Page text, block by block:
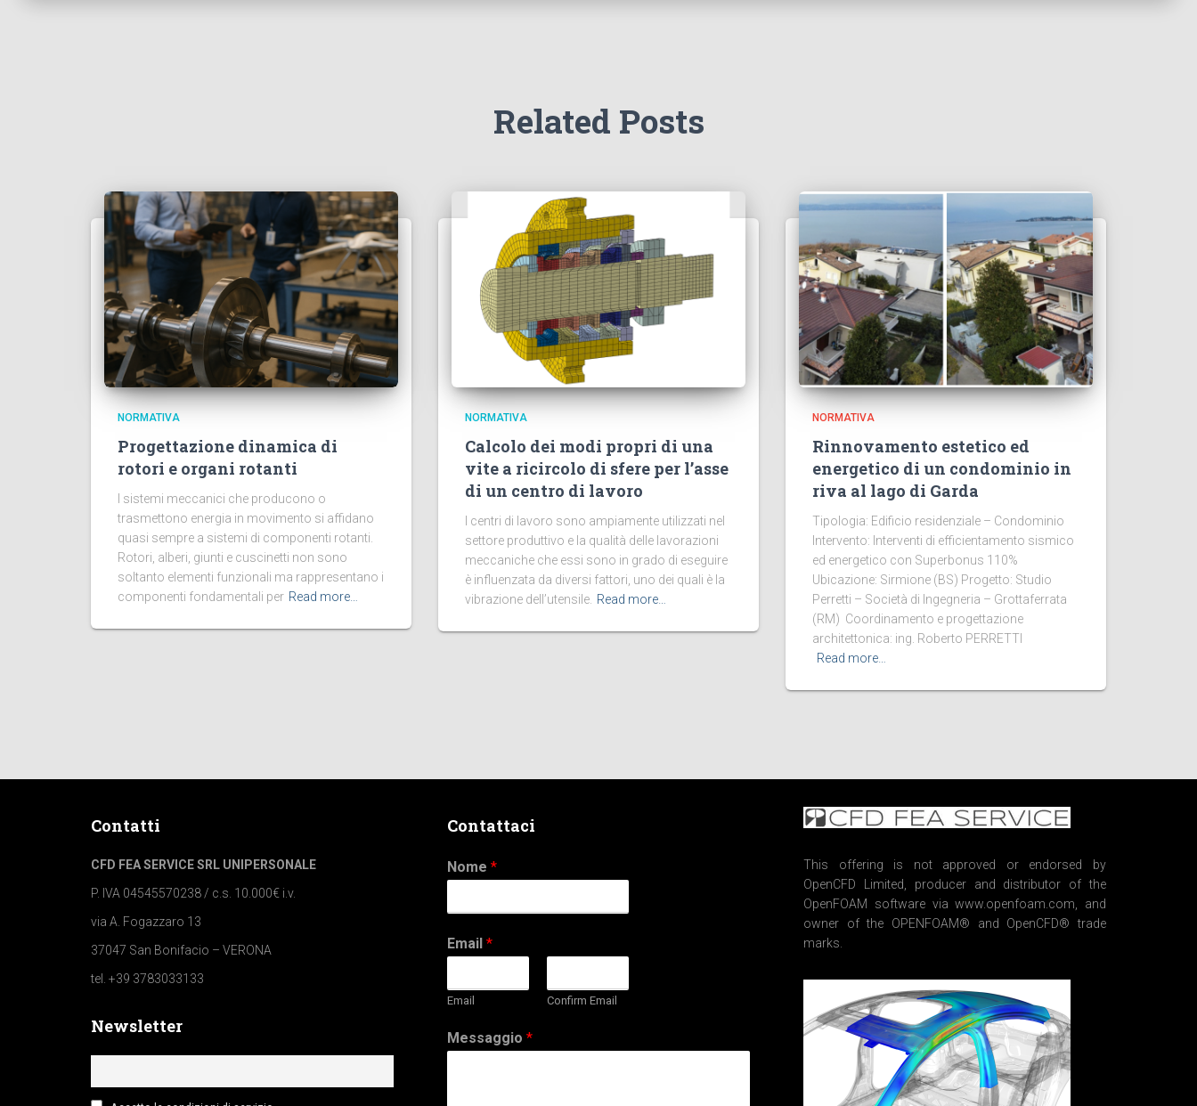
Related Posts
NORMATIVA
Progettazione dinamica di
rotori e organi rotanti
I sistemi meccanici che producono o
trasmettono energia in movimento si affidano
quasi sempre a sistemi di componenti rotanti.
Rotori, alberi, giunti e cuscinetti non sono
soltanto elementi funzionali ma rappresentano i
componenti fondamentali per Read more…
NORMATIVA
Calcolo dei modi propri di una
vite a ricircolo di sfere per l’asse
di un centro di lavoro
I centri di lavoro sono ampiamente utilizzati nel
settore produttivo e la qualità delle lavorazioni
meccaniche che essi sono in grado di eseguire
è influenzata da diversi fattori, uno dei quali è la
vibrazione dell’utensile. Read more…
NORMATIVA
Rinnovamento estetico ed
energetico di un condominio in
riva al lago di Garda
Tipologia: Edificio residenziale – Condominio
Intervento: Interventi di efficientamento sismico
ed energetico con Superbonus 110%
Ubicazione: Sirmione (BS) Progetto: Studio
Perretti – Società di Ingegneria – Grottaferrata
(RM) Coordinamento e progettazione
architettonica: ing. Roberto PERRETTI
Read more…
Contatti
CFD FEA SERVICE SRL UNIPERSONALE
P. IVA 04545570238 / c.s. 10.000€ i.v.
via A. Fogazzaro 13
37047 San Bonifacio – VERONA
tel. +39 3783033133
Newsletter
Contattaci
Nome *
Email *
Email Confirm Email
Messaggio *
This offering is not approved or endorsed by
OpenCFD Limited, producer and distributor of the
OpenFOAM software via www.openfoam.com, and
owner of the OPENFOAM® and OpenCFD® trade
marks.